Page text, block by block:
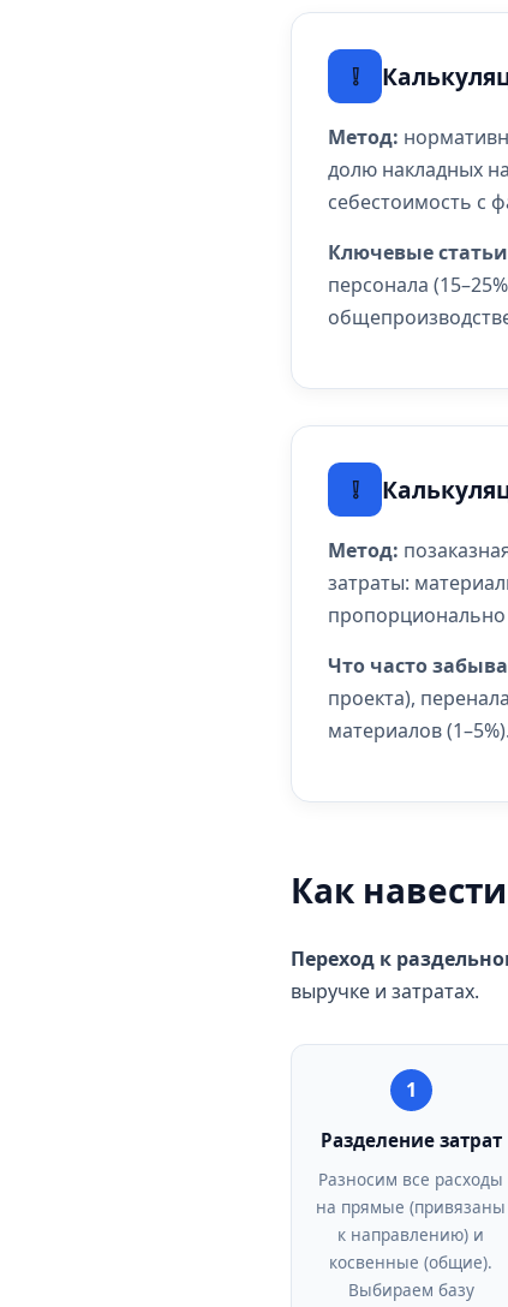
❕
Метод:
долю накладных
себестоимость с
Ключевые
персонала
❕
Метод:
затраты:
Что часто
проекта),
материалов (1–5%).
Как
Переход к
выручке и затратах.
1
Разделение затрат
Разносим все расходы
на прямые (привязаны
к направлению) и
косвенные (общие).
Выбираем базу